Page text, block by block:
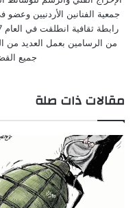
جمعية الفنانين الأردنيين وعضو
من الرسامين بعمل العديد من
جميع
مقالات ذات صلة